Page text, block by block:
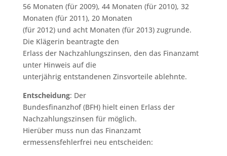
56 Monaten (für 2009), 44 Monaten (für 2010), 32
Monaten (für 2011), 20 Monaten
(für 2012) und acht Monaten (für 2013) zugrunde.
Die Klägerin beantragte den
Erlass der Nachzahlungszinsen, den das Finanzamt
unter Hinweis auf die
unterjährig entstandenen Zinsvorteile ablehnte.
Entscheidung: Der
Bundesfinanzhof (BFH) hielt einen Erlass der
Nachzahlungszinsen für möglich.
Hierüber muss nun das Finanzamt
ermessensfehlerfrei neu entscheiden: